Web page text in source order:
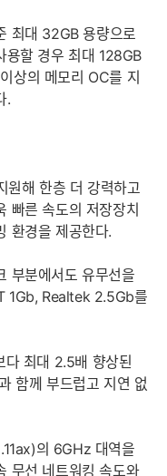
최대 32GB 용량으로
용할 경우 최대 128GB
상의 메모리 OC를 지
.
원해 한층 더 강력하고
빠른 속도의 저장장치
환경을 제공한다.
부분에서도 유무선을
1Gb, Realtek 2.5Gb를
최대 2.5배 향상된
함께 부드럽고 지연 없
의 6GHz 대역을
무선 네트워킹 속도와